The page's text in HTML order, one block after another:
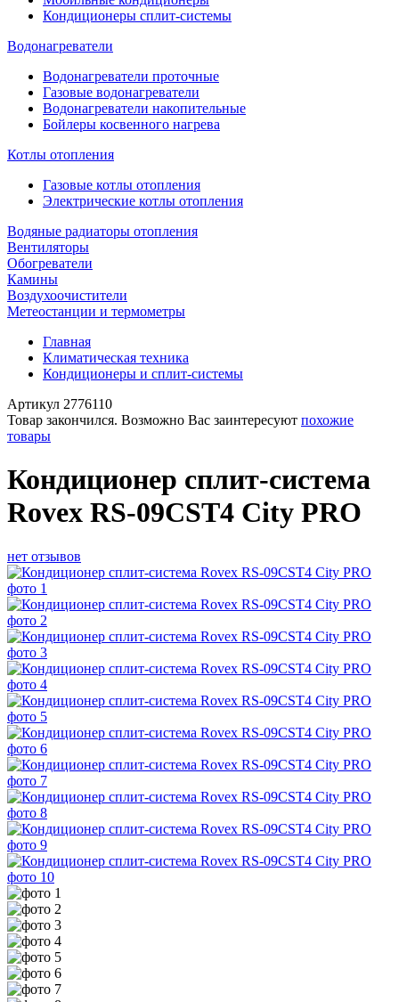
Кондиционеры сплит-системы
Водонагреватели
Водонагреватели проточные
Газовые водонагреватели
Водонагреватели накопительные
Бойлеры косвенного нагрева
Котлы отопления
Газовые котлы отопления
Электрические котлы отопления
Водяные радиаторы отопления
Вентиляторы
Обогреватели
Камины
Воздухоочистители
Метеостанции и термометры
Главная
Климатическая техника
Кондиционеры и сплит-системы
Артикул 2776110
Товар закончился. Возможно Вас заинтересуют похожие
товары
Кондиционер сплит-система
Rovex RS-09CST4 City PRO
нет отзывов